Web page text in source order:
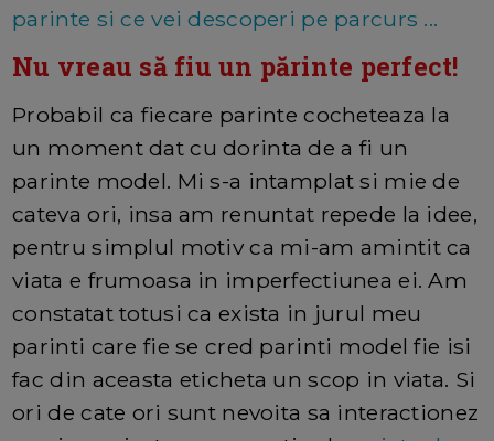
parinte si ce vei descoperi pe parcurs ...
Nu vreau să fiu un părinte perfect!
Probabil ca fiecare parinte cocheteaza la
un moment dat cu dorinta de a fi un
parinte model. Mi s-a intamplat si mie de
cateva ori, insa am renuntat repede la idee,
pentru simplul motiv ca mi-am amintit ca
viata e frumoasa in imperfectiunea ei. Am
constatat totusi ca exista in jurul meu
parinti care fie se cred parinti model fie isi
fac din aceasta eticheta un scop in viata. Si
ori de cate ori sunt nevoita sa interactionez